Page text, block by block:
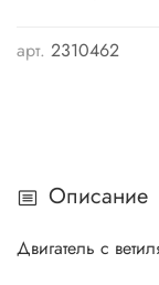
арт. 2310462
Описание
Двигатель с